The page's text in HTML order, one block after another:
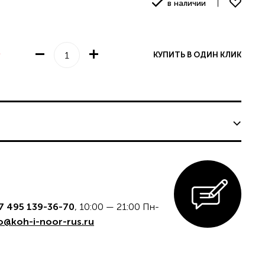
в наличии
КУПИТЬ В ОДИН КЛИК
495 139-36-70, 10:00 — 21:00 Пн-
i-noor-rus.ru